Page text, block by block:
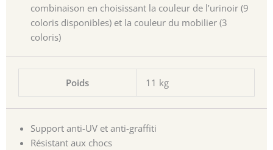
combinaison en choisissant la couleur de l’urinoir (9
coloris disponibles) et la couleur du mobilier (3
coloris)
Poids 11 kg
Support anti-UV et anti-graffiti
Résistant aux chocs